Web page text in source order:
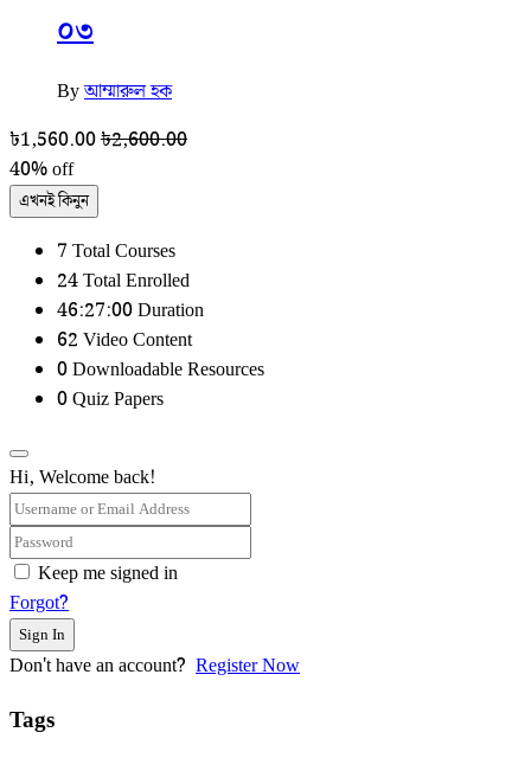
০৩
Byআম্মারুল হক
৳1,560.00৳2,600.00
40% off
এখনই কিনুন
7 Total Courses
24 Total Enrolled
46:27:00 Duration
62 Video Content
0 Downloadable Resources
0 Quiz Papers
Hi, Welcome back!
Keep me signed in
Forgot?
Sign In
Don't have an account? Register Now
Tags